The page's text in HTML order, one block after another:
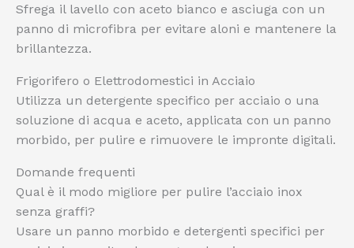
Sfrega il lavello con aceto bianco e asciuga con un
panno di microfibra per evitare aloni e mantenere la
brillantezza.
Frigorifero o Elettrodomestici in Acciaio
Utilizza un detergente specifico per acciaio o una
soluzione di acqua e aceto, applicata con un panno
morbido, per pulire e rimuovere le impronte digitali.
Domande frequenti
Qual è il modo migliore per pulire l’acciaio inox
senza graffi?
Usare un panno morbido e detergenti specifici per